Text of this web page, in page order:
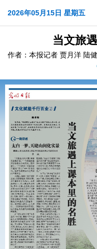
2026年05月15日 星期五
当文旅
作者：本报记者 贾月洋 陆